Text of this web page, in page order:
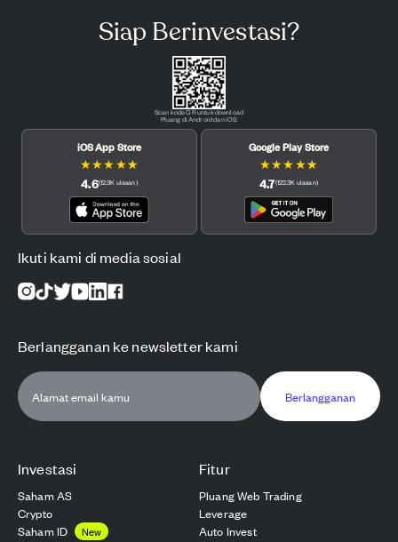
Investasi
Saham AS
Crypto
Saham ID
New
Fitur
Pluang Web Trading
Leverage
Auto Invest
Siap Berinvestasi?
Scan kode QR untuk download
Pluang di Android dan iOS.
iOS App Store
★★★ ★★
4.6(12.3K ulasan)
Google Play Store
★★★ ★★
4.7(122.3K ulasan)
Ikuti kami di media sosial
Berlangganan ke newsletter kami
Berlangganan